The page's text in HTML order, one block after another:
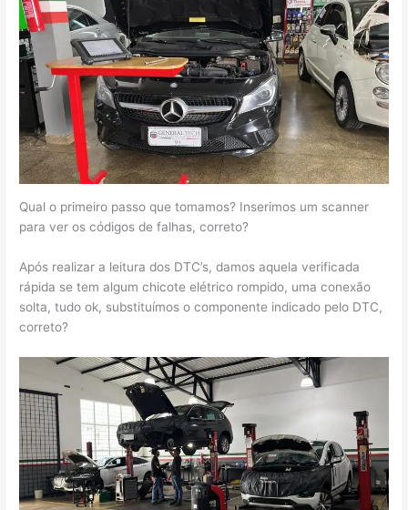
Qual o primeiro passo que tomamos? Inserimos um scanner
para ver os códigos de falhas, correto?
Após realizar a leitura dos DTC’s, damos aquela verificada
rápida se tem algum chicote elétrico rompido, uma conexão
solta, tudo ok, substituímos o componente indicado pelo DTC,
correto?